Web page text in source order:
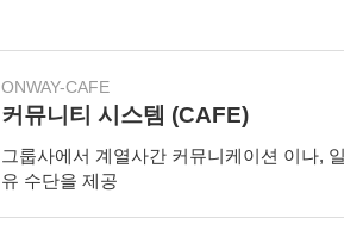
ONWAY-CAFE
커뮤니티 시스템 (CAFE)
그룹사에서 계열사간 커뮤니케이션 이나,
유 수단을 제공